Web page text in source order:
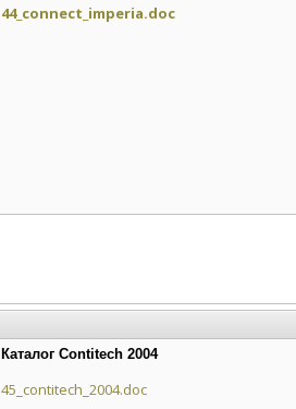
44_connect_imperia.doc
Каталог Contitech 2004
45_contitech_2004.doc